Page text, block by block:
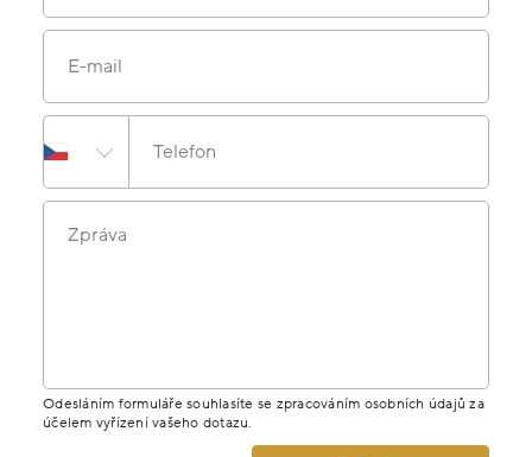
E-mail
Telefon
Zpráva
Odesláním formuláře souhlasíte se zpracováním osobních údajů za
účelem vyřízení vašeho dotazu.